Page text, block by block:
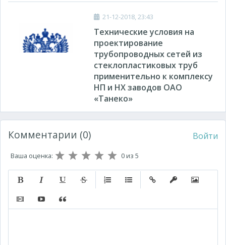
21-12-2018, 23:43
Технические условия на
проектирование
трубопроводных сетей из
стеклопластиковых труб
применительно к комплексу
НП и НХ заводов ОАО
«Танеко»
Комментарии (0) Войти
Ваша оценка: 0из 5
Вставить видео
Вставка контента с других сервисов (Youtube,
Вставка цитаты